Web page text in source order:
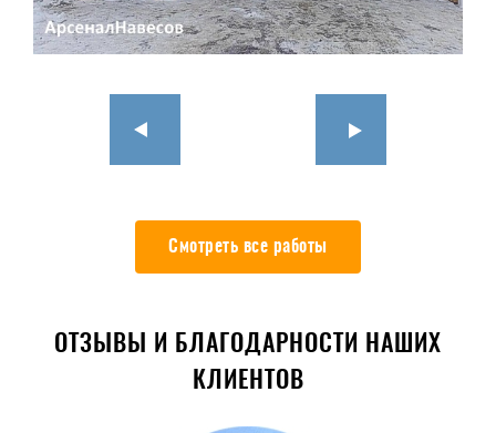
Смотреть все работы
ОТЗЫВЫ И БЛАГОДАРНОСТИ НАШИХ
КЛИЕНТОВ